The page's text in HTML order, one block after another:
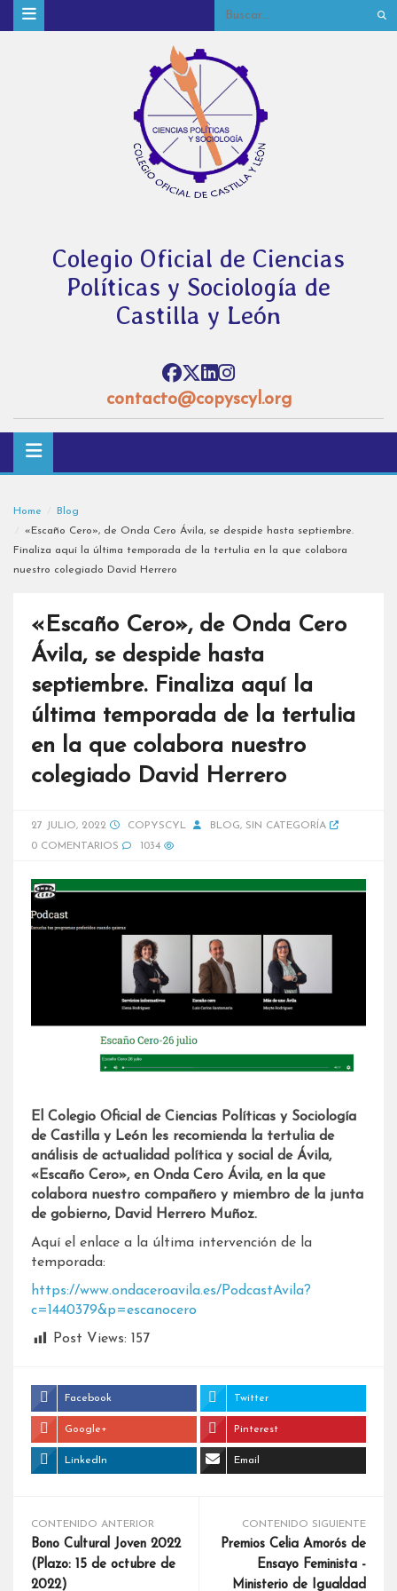
Colegio Oficial de Ciencias
Políticas y Sociología de
Castilla y León
contacto@copyscyl.org
Home
Blog
«Escaño Cero», de Onda Cero Ávila, se despide hasta septiembre.
Finaliza aquí la última temporada de la tertulia en la que colabora
nuestro colegiado David Herrero
«Escaño Cero», de Onda Cero
Ávila, se despide hasta
septiembre. Finaliza aquí la
última temporada de la tertulia
en la que colabora nuestro
colegiado David Herrero
27 JULIO, 2022 COPYSCYL BLOG, SIN CATEGORÍA
0 COMENTARIOS
1034
El Colegio Oficial de Ciencias Políticas y Sociología
de Castilla y León les recomienda la tertulia de
análisis de actualidad política y social de Ávila,
«Escaño Cero», en Onda Cero Ávila, en la que
colabora nuestro compañero y miembro de la junta
de gobierno, David Herrero Muñoz.
Aquí el enlace a la última intervención de la
temporada:
https://www.ondaceroavila.es/PodcastAvila?
c=1440379&p=escanocero
Post Views: 157
Facebook Twitter
Google+ Pinterest
LinkedIn Email
CONTENIDO ANTERIOR
Bono Cultural Joven 2022
(Plazo: 15 de octubre de
2022)
CONTENIDO SIGUIENTE
Premios Celia Amorós de
Ensayo Feminista -
Ministerio de Igualdad